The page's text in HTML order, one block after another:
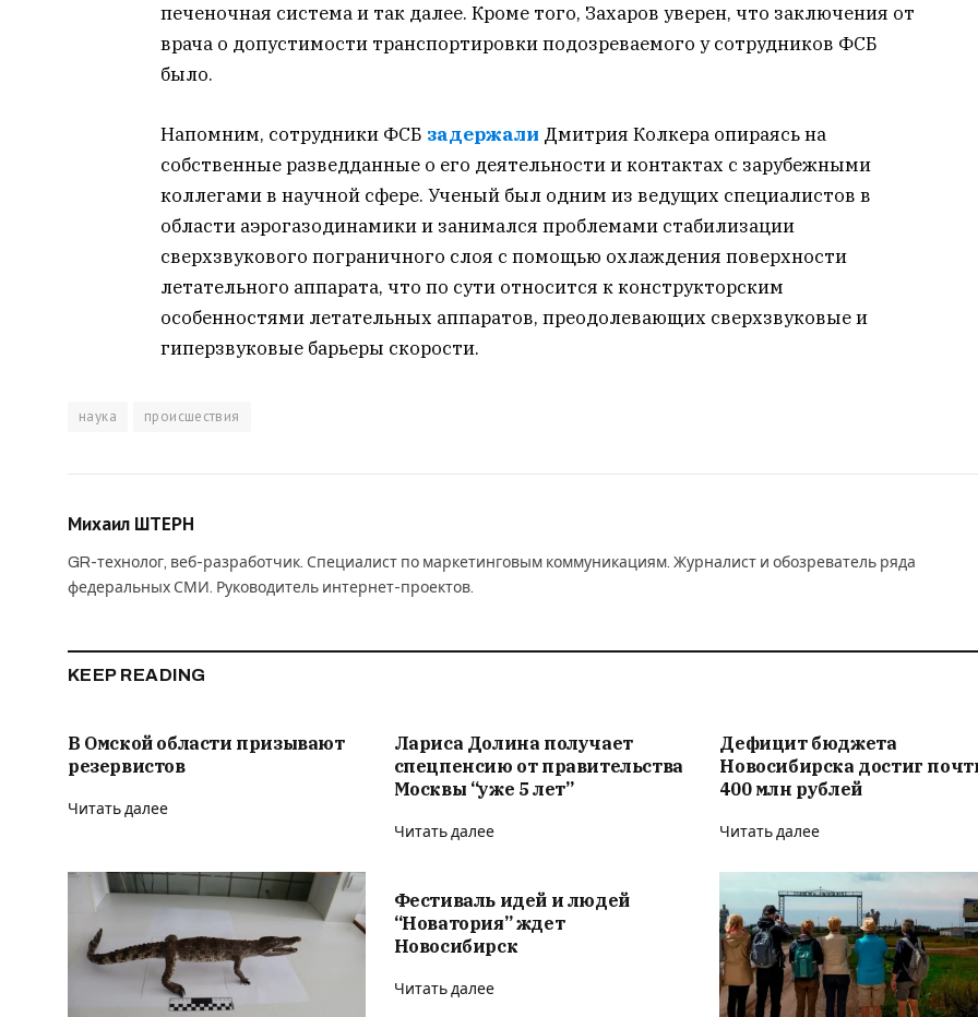
печеночная система и так далее. Кроме того, Захаров уверен, что заключения от
врача о допустимости транспортировки подозреваемого у сотрудников ФСБ
было.
Напомним, сотрудники ФСБ задержали Дмитрия Колкера опираясь на
собственные разведданные о его деятельности и контактах с зарубежными
коллегами в научной сфере. Ученый был одним из ведущих специалистов в
области аэрогазодинамики и занимался проблемами стабилизации
сверхзвукового пограничного слоя с помощью охлаждения поверхности
летательного аппарата, что по сути относится к конструкторским
особенностями летательных аппаратов, преодолевающих сверхзвуковые и
гиперзвуковые барьеры скорости.
наука происшествия
Михаил ШТЕРН
GR-технолог, веб-разработчик. Специалист по маркетинговым коммуникациям. Журналист и обозреватель ряда
федеральных СМИ. Руководитель интернет-проектов.
KEEP READING
В Омской области призывают
резервистов
Читать далее
Лариса Долина получает
спецпенсию от правительства
Москвы “уже 5 лет”
Читать далее
Дефицит бюджета
Новосибирска достиг
400 млн рублей
Читать далее
Фестиваль идей и людей
“Новатория” ждет
Новосибирск
Читать далее